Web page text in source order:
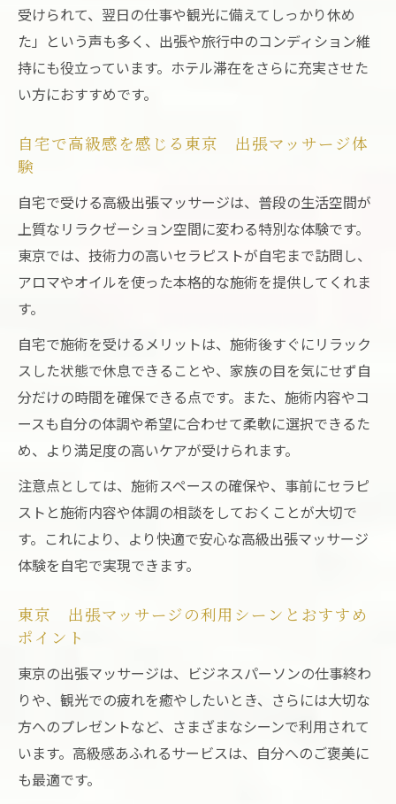
受けられて、翌日の仕事や観光に備えてしっかり休め
た」という声も多く、出張や旅行中のコンディション維
持にも役立っています。ホテル滞在をさらに充実させた
い方におすすめです。
自宅で高級感を感じる東京 出張マッサージ体
験
自宅で受ける高級出張マッサージは、普段の生活空間が
上質なリラクゼーション空間に変わる特別な体験です。
東京では、技術力の高いセラピストが自宅まで訪問し、
アロマやオイルを使った本格的な施術を提供してくれま
す。
自宅で施術を受けるメリットは、施術後すぐにリラック
スした状態で休息できることや、家族の目を気にせず自
分だけの時間を確保できる点です。また、施術内容やコ
ースも自分の体調や希望に合わせて柔軟に選択できるた
め、より満足度の高いケアが受けられます。
注意点としては、施術スペースの確保や、事前にセラピ
ストと施術内容や体調の相談をしておくことが大切で
す。これにより、より快適で安心な高級出張マッサージ
体験を自宅で実現できます。
東京 出張マッサージの利用シーンとおすすめ
ポイント
東京の出張マッサージは、ビジネスパーソンの仕事終わ
りや、観光での疲れを癒やしたいとき、さらには大切な
方へのプレゼントなど、さまざまなシーンで利用されて
います。高級感あふれるサービスは、自分へのご褒美に
も最適です。